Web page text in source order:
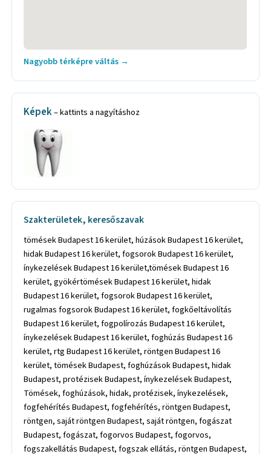
Nagyobb térképre váltás →
Képek– kattints a nagyításhoz
Szakterületek, keresőszavak
tömések Budapest 16 kerület, húzások Budapest 16 kerület,
hidak Budapest 16 kerület, fogsorok Budapest 16 kerület,
ínykezelések Budapest 16 kerület,tömések Budapest 16
kerület, gyökértömések Budapest 16 kerület, hidak
Budapest 16 kerület, fogsorok Budapest 16 kerület,
rugalmas fogsorok Budapest 16 kerület, fogkőeltávolítás
Budapest 16 kerület, fogpolírozás Budapest 16 kerület,
ínykezelések Budapest 16 kerület, foghúzás Budapest 16
kerület, rtg Budapest 16 kerület, röntgen Budapest 16
kerület, tömések Budapest, foghúzások Budapest, hidak
Budapest, protézisek Budapest, ínykezelések Budapest,
Tömések, foghúzások, hidak, protézisek, ínykezelések,
fogfehérítés Budapest, fogfehérítés, röntgen Budapest,
röntgen, saját röntgen Budapest, saját röntgen, fogászat
Budapest, fogászat, fogorvos Budapest, fogorvos,
fogszakellátás Budapest, fogszak ellátás, röntgen Budapest,